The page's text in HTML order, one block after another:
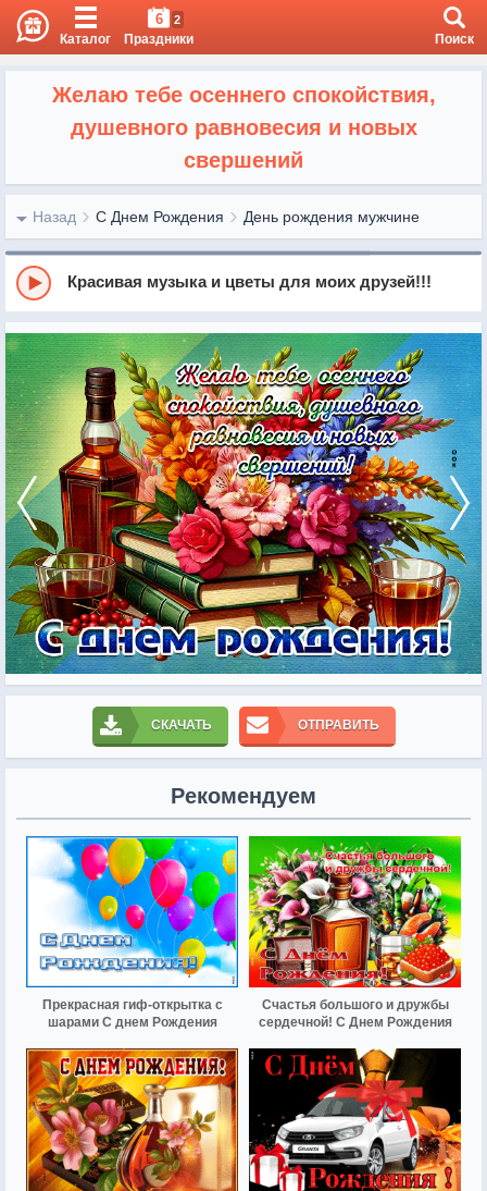
Каталог
6 2
Праздники Поиск
Желаю тебе осеннего спокойствия,
душевного равновесия и новых
свершений
Назад С Днем Рождения День рождения мужчине
Красивая музыка и цветы для моих друзей!!!
СКАЧАТЬ ОТПРАВИТЬ
Рекомендуем
Прекрасная гиф-открытка с
шарами С днем Рождения
Счастья большого и дружбы
сердечной! С Днем Рождения